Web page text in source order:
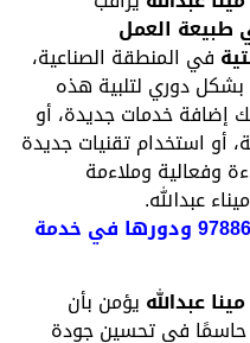
العمل
المنطقة الصناعية،
دوري لتلبية هذه
خدمات جديدة، أو
استخدام تقنيات جديدة
وملاءمة
عبدالله.
تكنولوجيا تاكسي الكويت 97886111 ودورها في خدمة
يؤمن بأن
في تحسين جودة